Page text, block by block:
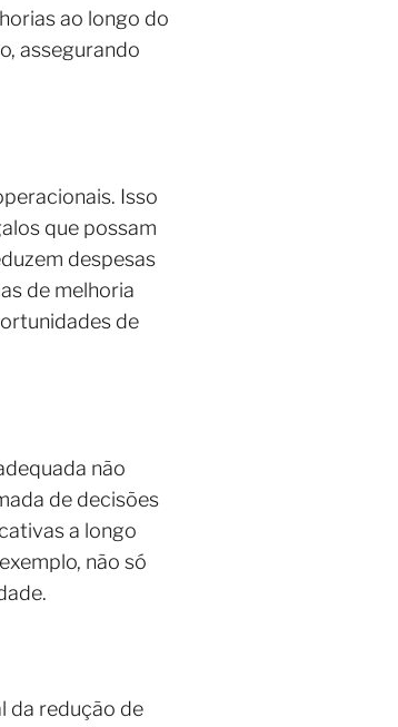
ao longo do
assegurando
Isso
que possam
despesas
de melhoria
de
não
de decisões
a longo
não só
da redução de